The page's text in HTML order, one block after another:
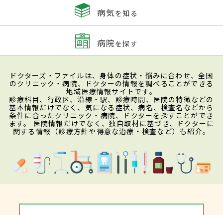
病気を知る
病院を探す
ドクターズ・ファイルは、身体の症状・悩みに合わせ、全国
のクリニック・病院、ドクターの情報を調べることができる
地域医療情報サイトです。
診療科目、行政区、沿線・駅、診療時間、医院の特徴などの
基本情報だけでなく、気になる症状、病名、検査名などから
条件に合ったクリニック・病院、ドクターを探すことができ
ます。 医院情報だけでなく、独自取材に基づき、ドクターに
関する情報（診療方針や得意な治療・検査など）も紹介。